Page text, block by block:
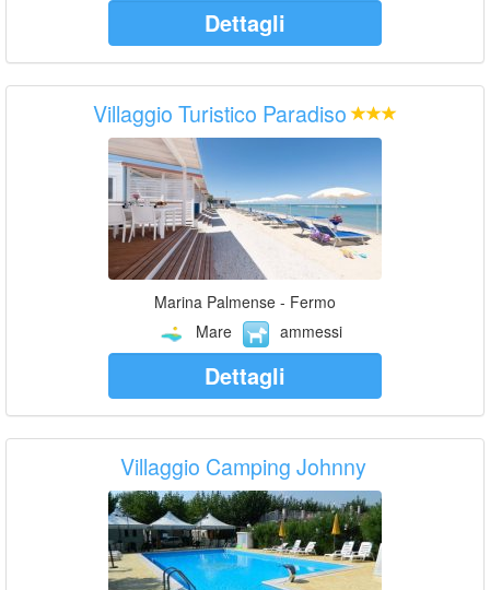
Dettagli
Villaggio Turistico Paradiso
Marina Palmense - Fermo
Mare
ammessi
Dettagli
Villaggio Camping Johnny